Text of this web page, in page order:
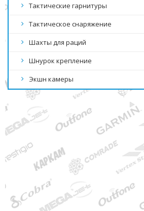
Тактические гарнитуры
Тактическое снаряжение
Шахты для раций
Шнурок крепление
Экшн камеры